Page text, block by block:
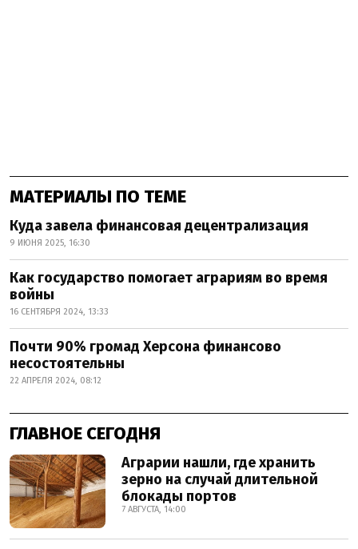
МАТЕРИАЛЫ ПО ТЕМЕ
Куда завела финансовая децентрализация
9 ИЮНЯ 2025, 16:30
Как государство помогает аграриям во время
войны
16 СЕНТЯБРЯ 2024, 13:33
Почти 90% громад Херсона финансово
несостоятельны
22 АПРЕЛЯ 2024, 08:12
ГЛАВНОЕ СЕГОДНЯ
Аграрии нашли, где хранить
зерно на случай длительной
блокады портов
7 АВГУСТА, 14:00